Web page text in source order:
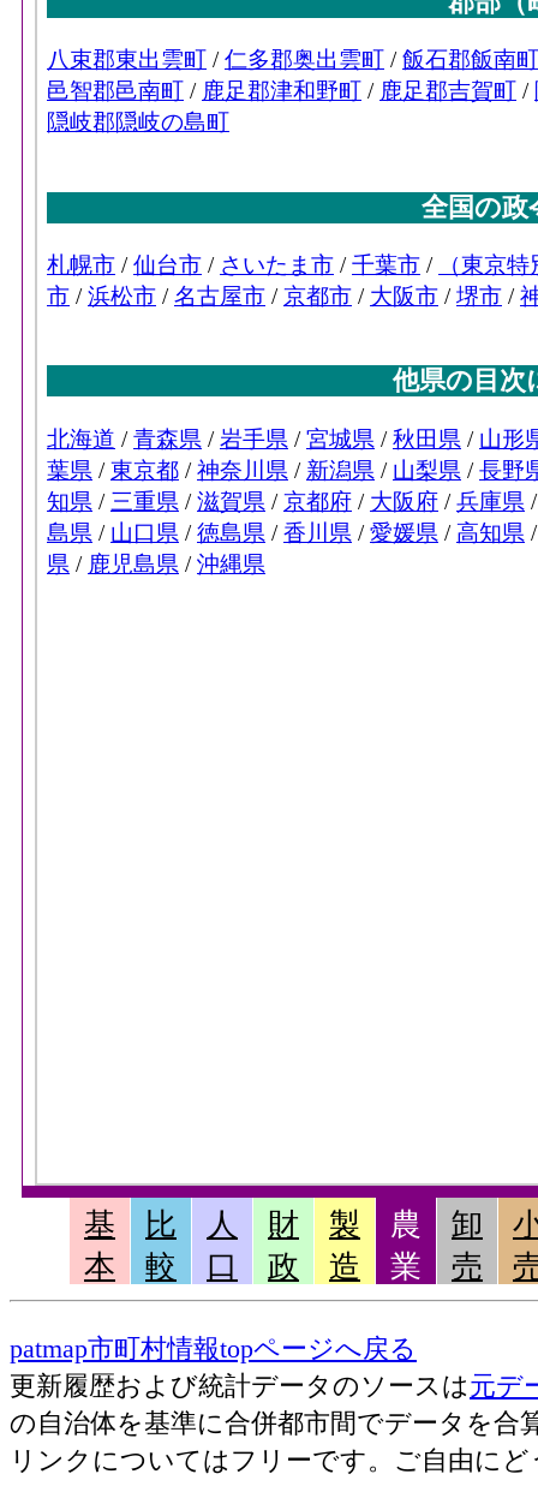
基
本
比
較
人
口
財
政
製
造
農
業
卸
売
patmap市町村情報topページへ戻る
更新履歴および統計データのソースは元デ
の自治体を基準に合併都市間でデータを合
リンクについてはフリーです。ご自由にど